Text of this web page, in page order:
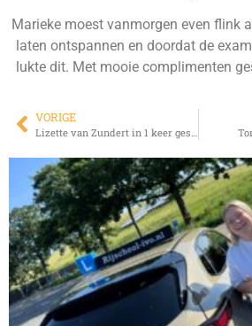
Marieke moest vanmorgen even flink
laten ontspannen en doordat de
lukte dit. Met mooie complimenten
VORIGE